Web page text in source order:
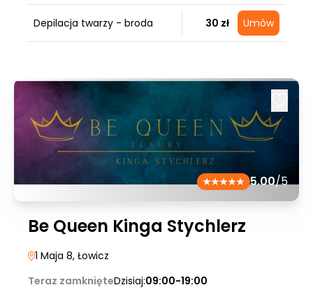
Depilacja twarzy - broda 30 zł Umów
5.00/5
Be Queen Kinga Stychlerz
1 Maja 8, Łowicz
Teraz zamknięteDzisiaj:09:00-19:00